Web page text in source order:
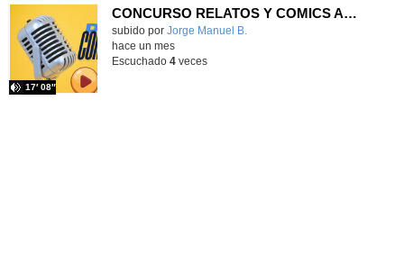
CONCURSO RELATOS Y COMICS AMPA CEIP PRÍNCIPE FELIPE
Contenido educativo.
subido por Jorge Manuel B.
17′ 08″
hace un mes
Escuchado 4veces